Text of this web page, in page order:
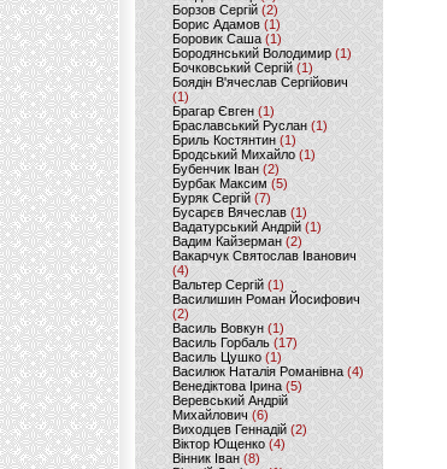
Борзов Сергiй (2)
Борис Адамов(1)
Боровик Саша (1)
Бородянський Володимир (1)
Бочковський Сергій (1)
Боядін В'ячеслав Сергійович
(1)
Брагар Євген (1)
Браславський Руслан (1)
Бриль Костянтин (1)
Бродський Михайло (1)
Бубенчик Іван(2)
Бурбак Максим (5)
Буряк Сергій (7)
Бусарєв Вячеслав (1)
Вадатурський Андрій (1)
Вадим Кайзерман (2)
Вакарчук Святослав Іванович
(4)
Вальтер Сергій (1)
Василишин Роман Йосифович
(2)
Василь Вовкун (1)
Василь Горбаль (17)
Василь Цушко (1)
Василюк Наталія Романівна (4)
Венедіктова Ірина(5)
Веревський Андрій
Михайлович (6)
Виходцев Геннадій (2)
Віктор Ющенко (4)
Вінник Іван (8)